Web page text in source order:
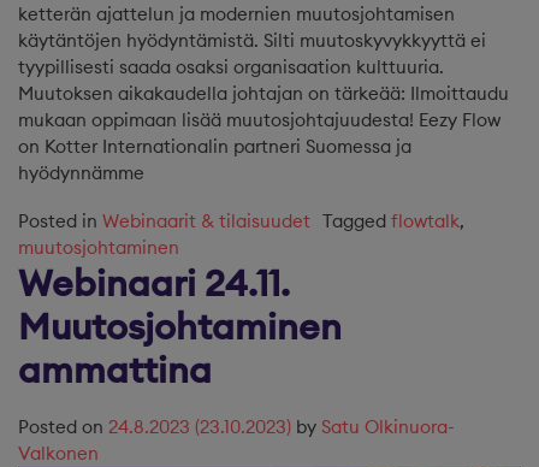
ketterän ajattelun ja modernien muutosjohtamisen
käytäntöjen hyödyntämistä. Silti muutoskyvykkyyttä ei
tyypillisesti saada osaksi organisaation kulttuuria.
Muutoksen aikakaudella johtajan on tärkeää: Ilmoittaudu
mukaan oppimaan lisää muutosjohtajuudesta! Eezy Flow
on Kotter Internationalin partneri Suomessa ja
hyödynnämme
Posted in Webinaarit & tilaisuudet Tagged flowtalk,
muutosjohtaminen
Webinaari 24.11.
Muutosjohtaminen
ammattina
Posted on 24.8.2023 (23.10.2023) by Satu Olkinuora-
Valkonen